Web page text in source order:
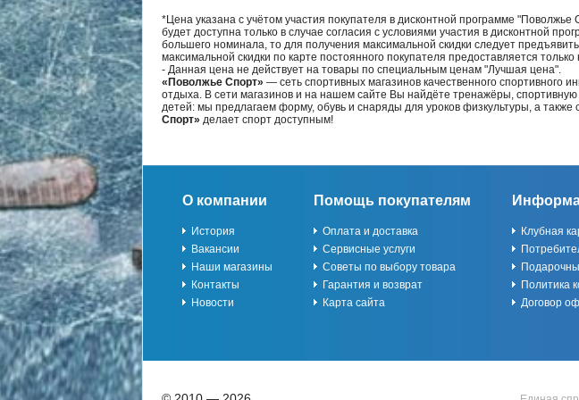
*Цена указана с учётом участия покупателя в дисконтной программе "Поволжье
будет доступна только в случае согласия с условиями участия в дисконтной
большего номинала, то для получения максимальной скидки следует
максимальной скидки по карте постоянного покупателя предоставляется
- Данная цена не действует на товары по специальным ценам "Лучшая цена".
«Поволжье Спорт» — сеть спортивных магазинов качественного спортивного
отдыха. В сети магазинов и на нашем сайте Вы найдёте тренажёры,
детей: мы предлагаем форму, обувь и снаряды для уроков физкультуры, а
Спорт» делает спорт доступным!
О компании
История
Вакансии
Наши магазины
Контакты
Новости
Помощь покупателям
Оплата и доставка
Сервисные услуги
Советы по выбору товара
Гарантия и возврат
Карта сайта
Клубная
Политика
Договор